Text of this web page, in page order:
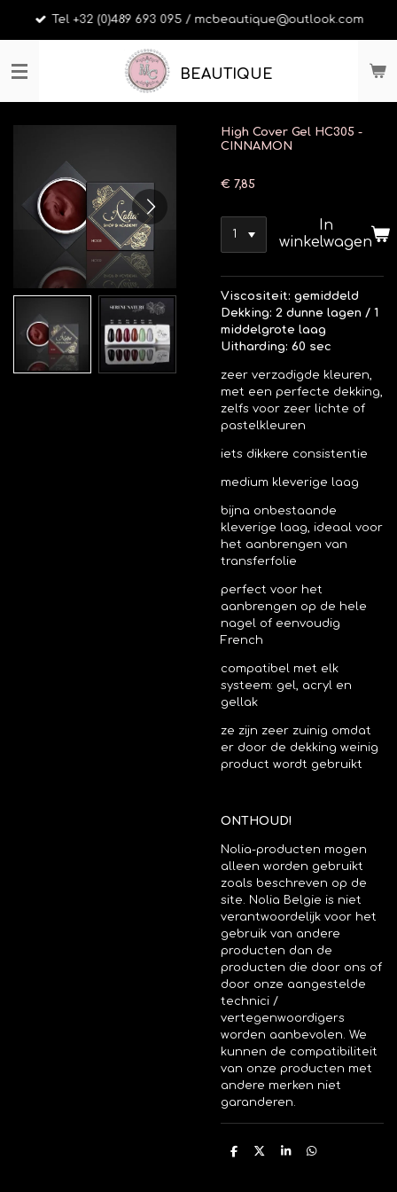
de
BEAUTIQUE
Tel +32 (0)489 693 095 / mcbeautique@outlook.com
High Cover Gel HC305 -
CINNAMON
€ 7,85
In
winkelwagen
Viscositeit: gemiddeld
Dekking: 2 dunne lagen / 1
middelgrote laag
Uitharding: 60 sec
zeer verzadigde kleuren,
met een perfecte dekking,
zelfs voor zeer lichte of
pastelkleuren
iets dikkere consistentie
medium kleverige laag
bijna onbestaande
kleverige laag, ideaal voor
het aanbrengen van
transferfolie
perfect voor het
aanbrengen op de hele
nagel of eenvoudig
French
compatibel met elk
systeem: gel, acryl en
gellak
ze zijn zeer zuinig omdat
er door de dekking weinig
product wordt gebruikt
ONTHOUD!
Nolia-producten mogen
alleen worden gebruikt
zoals beschreven op de
site. Nolia Belgie is niet
verantwoordelijk voor het
gebruik van andere
producten dan de
producten die door ons of
door onze aangestelde
technici /
vertegenwoordigers
worden aanbevolen. We
kunnen de compatibiliteit
van onze producten met
andere merken niet
garanderen.
D
D
S
D